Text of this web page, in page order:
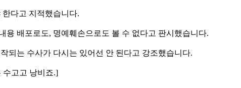
다고 지적했습니다.
용 배포로도, 명예훼손으로도 볼 수 없다고 판시했습니다.
되는 수사가 다시는 있어선 안 된다고 강조했습니다.
수고고 낭비죠.]